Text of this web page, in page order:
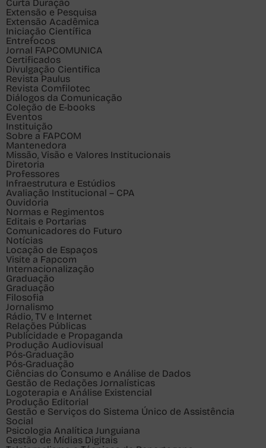
Curta Duração
Extensão e Pesquisa
Extensão Acadêmica
Iniciação Científica
Entrefocos
Jornal FAPCOMUNICA
Certificados
Divulgação Cientifica
Revista Paulus
Revista Comfilotec
Diálogos da Comunicação
Coleção de E-books
Eventos
Instituição
Sobre a FAPCOM
Mantenedora
Missão, Visão e Valores Institucionais
Diretoria
Professores
Infraestrutura e Estúdios
Avaliação Institucional – CPA
Ouvidoria
Normas e Regimentos
Editais e Portarias
Comunicadores do Futuro
Notícias
Locação de Espaços
Visite a Fapcom
Internacionalização
Graduação
Graduação
Filosofia
Jornalismo
Rádio, TV e Internet
Relações Públicas
Publicidade e Propaganda
Produção Audiovisual
Pós-Graduação
Pós-Graduação
Ciências do Consumo e Análise de Dados
Gestão de Redações Jornalísticas
Logoterapia e Análise Existencial
Produção Editorial
Gestão e Serviços do Sistema Único de Assistência
Social
Psicologia Analítica Junguiana
Gestão de Mídias Digitais